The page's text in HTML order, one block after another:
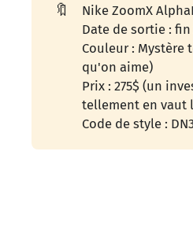
🔖
Nike ZoomX
Date de sortie : fin
Couleur : Mystère
qu'on aime)
Prix : 275$ (un
tellement en vaut
Code de style :